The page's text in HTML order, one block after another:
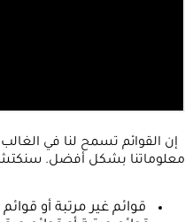
إن القوائم تسمح لنا في
معلوماتنا بشكل أفضل.
قوائم غير مرتبة أو